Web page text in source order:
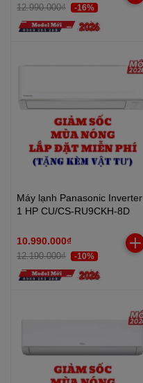
12.990.000₫ -16%
Máy lạnh Panasonic Inverter
1 HP CU/CS-RU9CKH-8D
10.990.000₫
12.190.000₫ -10%